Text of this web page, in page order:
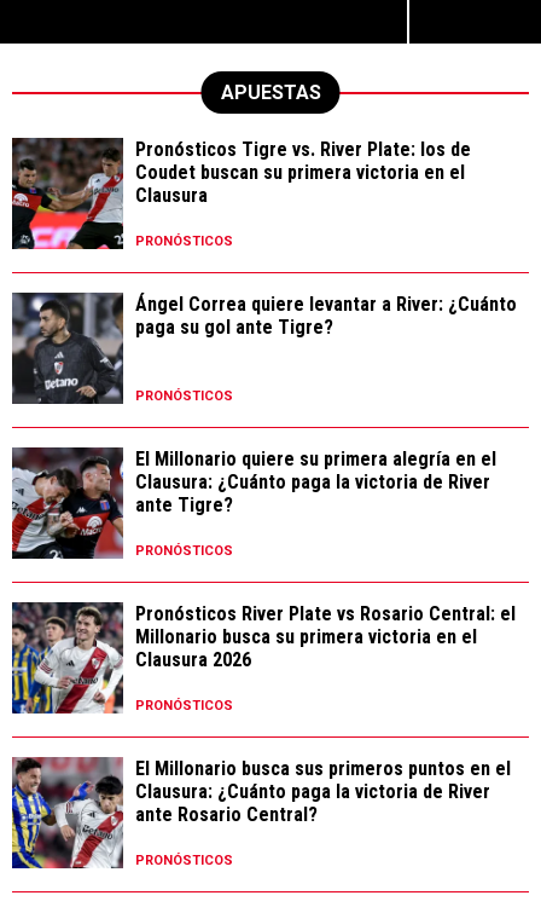
APUESTAS
Pronósticos Tigre vs. River Plate: los de
Coudet buscan su primera victoria en el
Clausura
PRONÓSTICOS
Ángel Correa quiere levantar a River: ¿Cuánto
paga su gol ante Tigre?
PRONÓSTICOS
El Millonario quiere su primera alegría en el
Clausura: ¿Cuánto paga la victoria de River
ante Tigre?
PRONÓSTICOS
Pronósticos River Plate vs Rosario Central: el
Millonario busca su primera victoria en el
Clausura 2026
PRONÓSTICOS
El Millonario busca sus primeros puntos en el
Clausura: ¿Cuánto paga la victoria de River
ante Rosario Central?
PRONÓSTICOS